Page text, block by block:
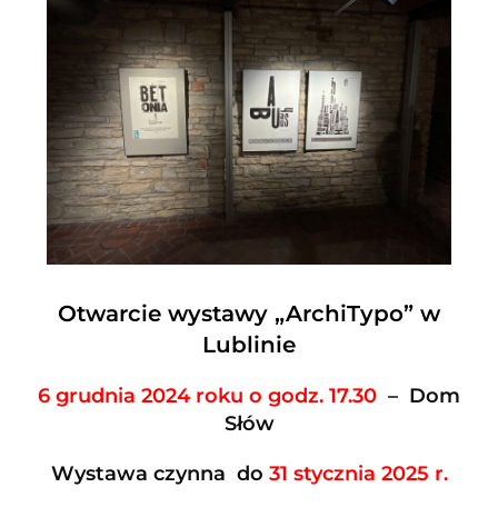
Otwarcie wystawy „ArchiTypo” w
Lublinie
6 grudnia 2024 roku o godz. 17.30 – Dom
Słów
Wystawa czynna do 31 stycznia 2025 r.